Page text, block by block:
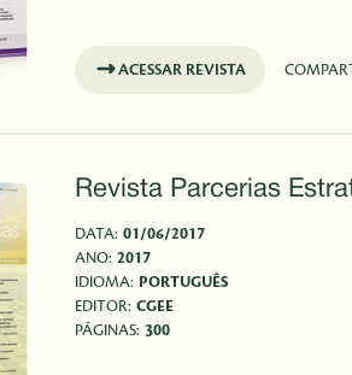
ACESSAR REVISTA
Revista Parcerias
DATA: 01/06/2017
ANO: 2017
IDIOMA: PORTUGUÊS
EDITOR: CGEE
PÁGINAS: 300